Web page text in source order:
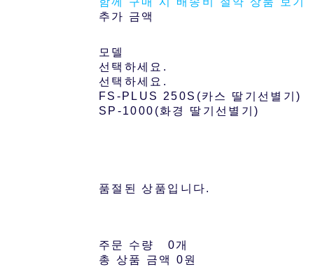
추가 금액
모델
선택하세요.
선택하세요.
FS-PLUS 250S(카스 딸기선별기)
SP-1000(화경 딸기선별기)
품절된 상품입니다.
주문 수량
0개
총 상품 금액
0원